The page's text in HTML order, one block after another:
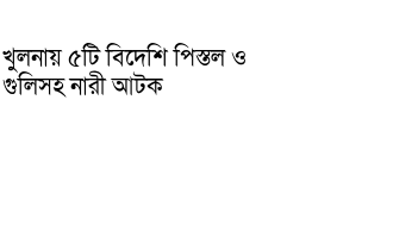
খুলনায় ৫টি বিদেশি পিস্তল ও
গুলিসহ নারী আটক